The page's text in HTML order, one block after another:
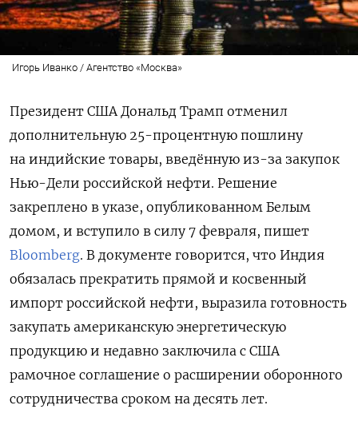
Игорь Иванко / Агентство «Москва»
Президент США Дональд Трамп отменил
дополнительную 25-процентную пошлину
на индийские товары, введённую из-за закупок
Нью-Дели российской нефти. Решение
закреплено в указе, опубликованном Белым
домом, и вступило в силу 7 февраля, пишет
Bloomberg. В документе говорится, что Индия
обязалась прекратить прямой и косвенный
импорт российской нефти, выразила готовность
закупать американскую энергетическую
продукцию и недавно заключила с США
рамочное соглашение о расширении оборонного
сотрудничества сроком на десять лет.